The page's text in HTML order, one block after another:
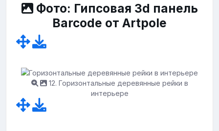
Фото: Гипсовая 3d панель
Barcode от Artpole
12. Горизонтальные деревянные рейки в
интерьере